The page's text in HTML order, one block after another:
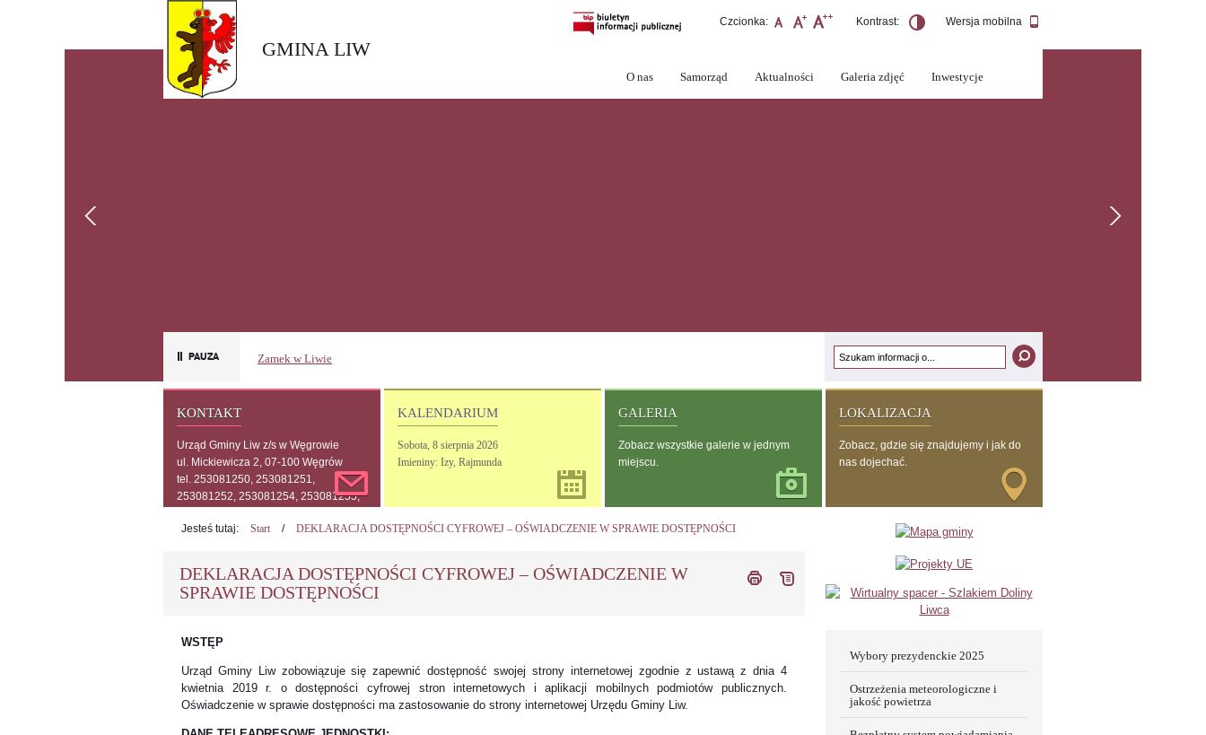
GMINA LIW
Wersja mobilna
Czcionka: Kontrast:
O nas Samorząd Aktualności Galeria zdjęć Inwestycje
Zamek w Liwie
KONTAKT
Urząd Gminy Liw z/s w Węgrowie
ul. Mickiewicza 2, 07-100 Węgrów
tel. 253081250, 253081251,
253081252, 253081254, 253081255,
KALENDARIUM
Sobota, 8 sierpnia 2026
Imieniny: Izy, Rajmunda
GALERIA
Zobacz wszystkie galerie w jednym
miejscu.
LOKALIZACJA
Zobacz, gdzie się znajdujemy i jak do
nas dojechać.
Jesteś tutaj: Start / DEKLARACJA DOSTĘPNOŚCI CYFROWEJ – OŚWIADCZENIE W SPRAWIE DOSTĘPNOŚCI
DEKLARACJA DOSTĘPNOŚCI CYFROWEJ – OŚWIADCZENIE W
SPRAWIE DOSTĘPNOŚCI
WSTĘP
Urząd Gminy Liw zobowiązuje się zapewnić dostępność swojej strony internetowej zgodnie z ustawą z dnia 4
kwietnia 2019 r. o dostępności cyfrowej stron internetowych i aplikacji mobilnych podmiotów publicznych.
Oświadczenie w sprawie dostępności ma zastosowanie do strony internetowej Urzędu Gminy Liw.
Wybory prezydenckie 2025
Ostrzeżenia meteorologiczne i
jakość powietrza